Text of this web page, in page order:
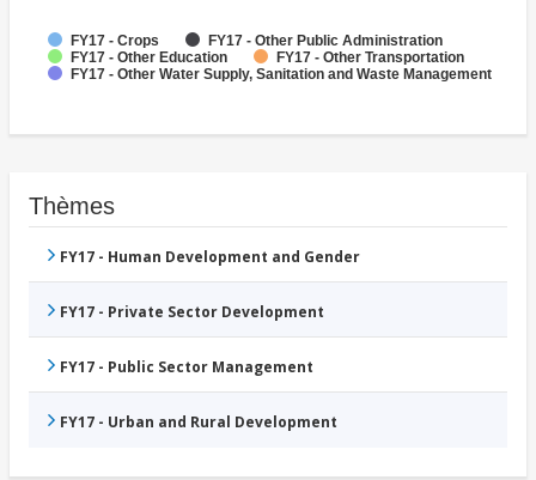
FY17 - Crops
FY17 - Other Public Administration
FY17 - Other Education
FY17 - Other Transportation
FY17 - Other Water Supply, Sanitation and Waste Management
Thèmes
FY17 - Human Development and Gender
FY17 - Private Sector Development
FY17 - Public Sector Management
FY17 - Urban and Rural Development